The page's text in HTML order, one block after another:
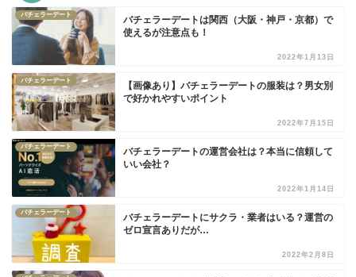
バチェラーデート
バチェラーデートは関西（大阪・神戸・京都）で
使えるが注意点も！
2022年1月13日
バチェラーデート
【画像あり】バチェラーデートの服装は？男女別
で好かれやすいポイント
2022年7月15日
バチェラーデート
バチェラーデートの運営会社は？本当に信頼して
いい会社？
2022年1月14日
バチェラーデート
バチェラーデートにサクラ・業者はいる？運営の
ゼロ宣言ありだが…
2022年2月8日